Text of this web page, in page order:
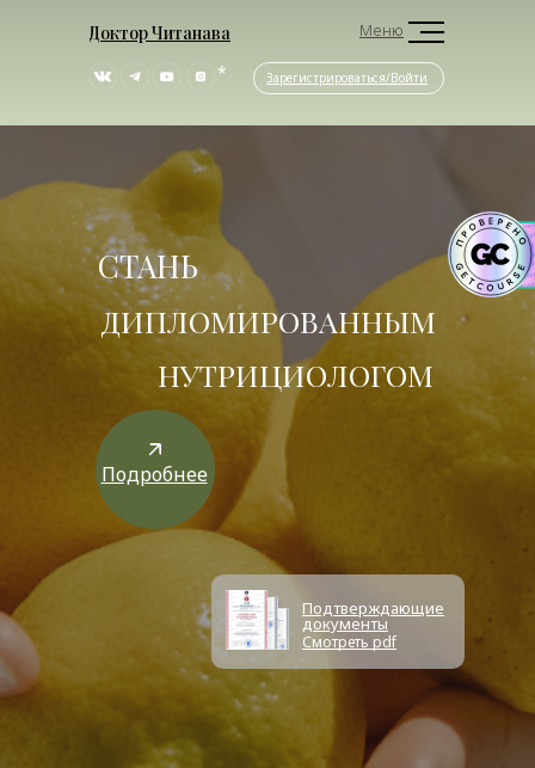
Доктор Читанава
Зарегистрироваться/Войти
Меню
*
СТАНЬ
ДИПЛОМИРОВАННЫМ
НУТРИЦИОЛОГОМ
Подробнее
Подтверждающие
документы
Смотреть pdf